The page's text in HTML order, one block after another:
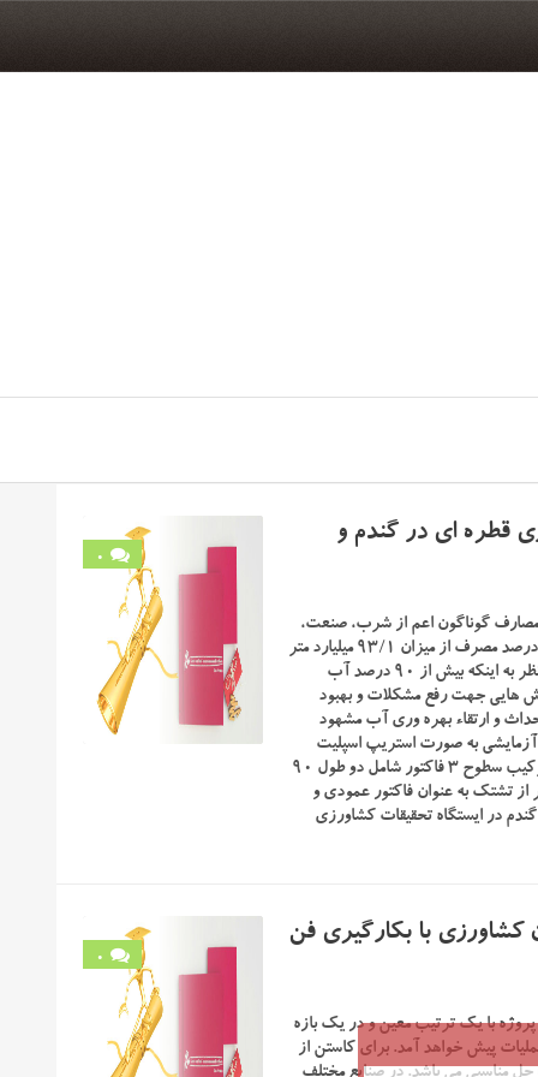
0
قطره ای در گندم و
مصارف گوناگون اعم از شرب، صنعت،
کشاورزی و محیط های طبیعی است. براساس آمارهای موجود بخش کشاورزی با 92 درصد مصرف از میزان 93/1 میلیارد متر
مکعب آب استحصالی به عنوان بزرگترین مصرف کننده آب کشور معرفی می گردد. نظر به اینکه بیش از 90 درصد آب
هایی جهت رفع مشکلات و بهبود
و ارتقاء بهره وری آب مشهود
آزمایشی به صورت استریپ اسپلیت
پلات در قالب طرح بلوکهای کامل تصادفی با سه تکرار انجام شد. تیمارها شامل 12 ترکیب سطوح 3 فاکتور شامل دو طول 90
افقی و دو دور آبیاری براساس 25 و 40 میلیمتر تبخیر از تشتک به عنوان فاکتور عمودی و
فرعی روی محصول گندم در ایستگاه تحقیقات کشاورزی
0
کشاورزی با بکارگیری فن
با یک ترتیب معین و در یک بازه
پیش خواهد آمد. برای کاستن از
حل مناسبی می باشد. در صنایع مختلف